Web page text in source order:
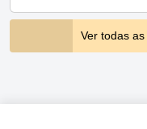
Ver todas as